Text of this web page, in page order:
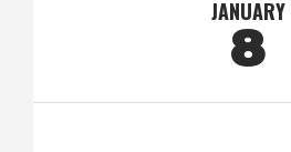
JANUARY
8